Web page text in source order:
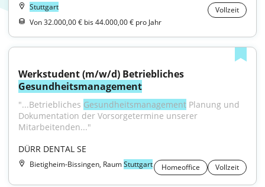
Stuttgart
Vollzeit
Von 32.000,00 € bis 44.000,00 € pro Jahr
Gesundheitsmanagement
"...Betriebliches Gesundheitsmanagement Planung und
Dokumentation der Vorsorgetermine unserer
Mitarbeitenden..."
DÜRR DENTAL SE
Bietigheim-Bissingen, RaumStuttgart Homeoffice Vollzeit